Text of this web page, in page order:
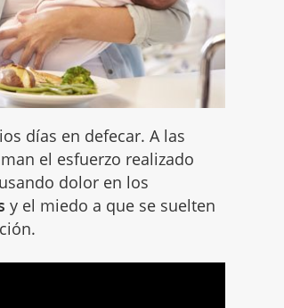
días en defecar. A las
el esfuerzo realizado
dolor en los
y el miedo a que se suelten